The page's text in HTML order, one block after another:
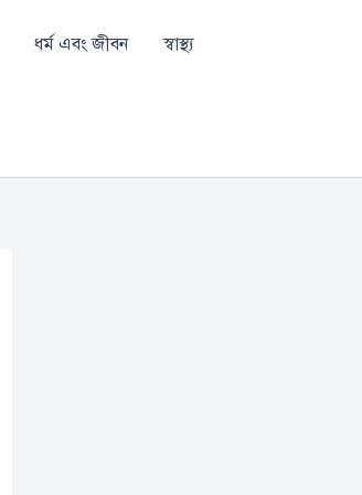
ধর্ম এবং জীবন স্বাস্থ্য